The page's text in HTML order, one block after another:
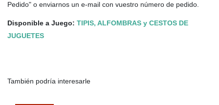
Pedido" o enviarnos un e-mail con vuestro número de pedido.
Disponible a Juego: TIPIS, ALFOMBRAS y CESTOS DE
JUGUETES
También podría interesarle